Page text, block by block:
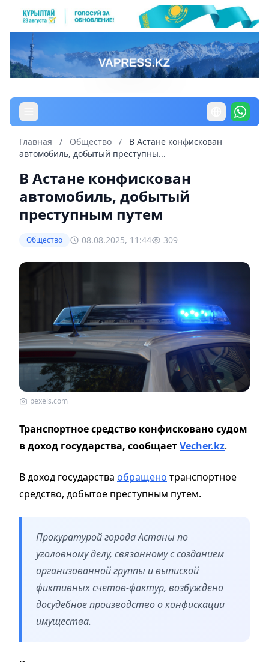
Главная / Общество /
В Астане конфискован
автомобиль, добытый преступны...
В Астане конфискован
автомобиль, добытый
преступным путем
Общество 08.08.2025, 11:44 309
pexels.com
Транспортное средство конфисковано судом
в доход государства, сообщаетVecher.kz.
В доход государства обращено транспортное
средство, добытое преступным путем.
Прокуратурой города Астаны по
уголовному делу, связанному с созданием
организованной группы и выпиской
фиктивных счетов-фактур, возбуждено
досудебное производство о конфискации
имущества.